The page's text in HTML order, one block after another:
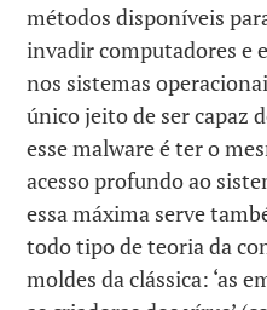
métodos disponíveis
invadir computadores e
nos sistemas
único jeito de ser capaz
esse malware é ter o
acesso profundo ao
essa máxima serve
todo tipo de teoria da
moldes da clássica: ‘as